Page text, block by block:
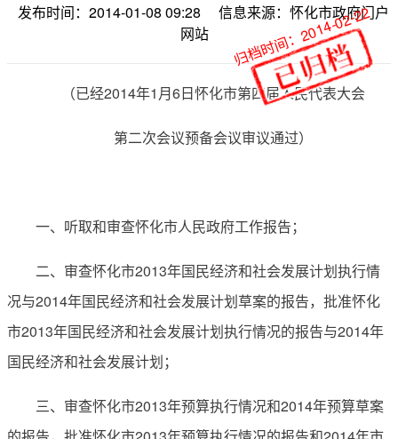
发布时间：2014-01-08 09:28
信息来源：怀化市政府门户
网站
（已经2014年1月6日怀化市第四届人民代表大会
第二次会议预备会议审议通过）
一、听取和审查怀化市人民政府工作报告；
二、审查怀化市2013年国民经济和社会发展计划执行情
况与2014年国民经济和社会发展计划草案的报告，批准怀化
市2013年国民经济和社会发展计划执行情况的报告与2014年
国民经济和社会发展计划；
三、审查怀化市2013年预算执行情况和2014年预算草案
归档时间：2014-02-22